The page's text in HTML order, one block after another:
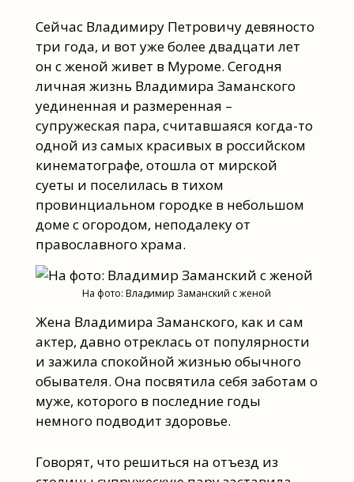
Сейчас Владимиру Петровичу девяносто
три года, и вот уже более двадцати лет
он с женой живет в Муроме. Сегодня
личная жизнь Владимира Заманского
уединенная и размеренная –
супружеская пара, считавшаяся когда-то
одной из самых красивых в российском
кинематографе, отошла от мирской
суеты и поселилась в тихом
провинциальном городке в небольшом
доме с огородом, неподалеку от
православного храма.
На фото: Владимир Заманский с женой
Жена Владимира Заманского, как и сам
актер, давно отреклась от популярности
и зажила спокойной жизнью обычного
обывателя. Она посвятила себя заботам о
муже, которого в последние годы
немного подводит здоровье.
Говорят, что решиться на отъезд из